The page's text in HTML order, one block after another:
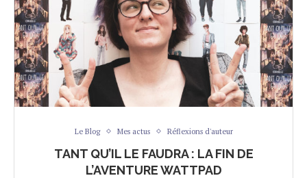
Le Blog Mes actus Réflexions d'auteur
TANT QU’IL LE FAUDRA : LA FIN DE
L’AVENTURE WATTPAD